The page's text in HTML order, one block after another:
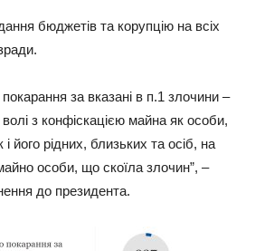
бюджетів та корупцію на всіх
за вказані в п.1 злочини –
з конфіскацією майна як особи,
його рідних, близьких та осіб, на
особи, що скоїла злочин”, –
до президента.